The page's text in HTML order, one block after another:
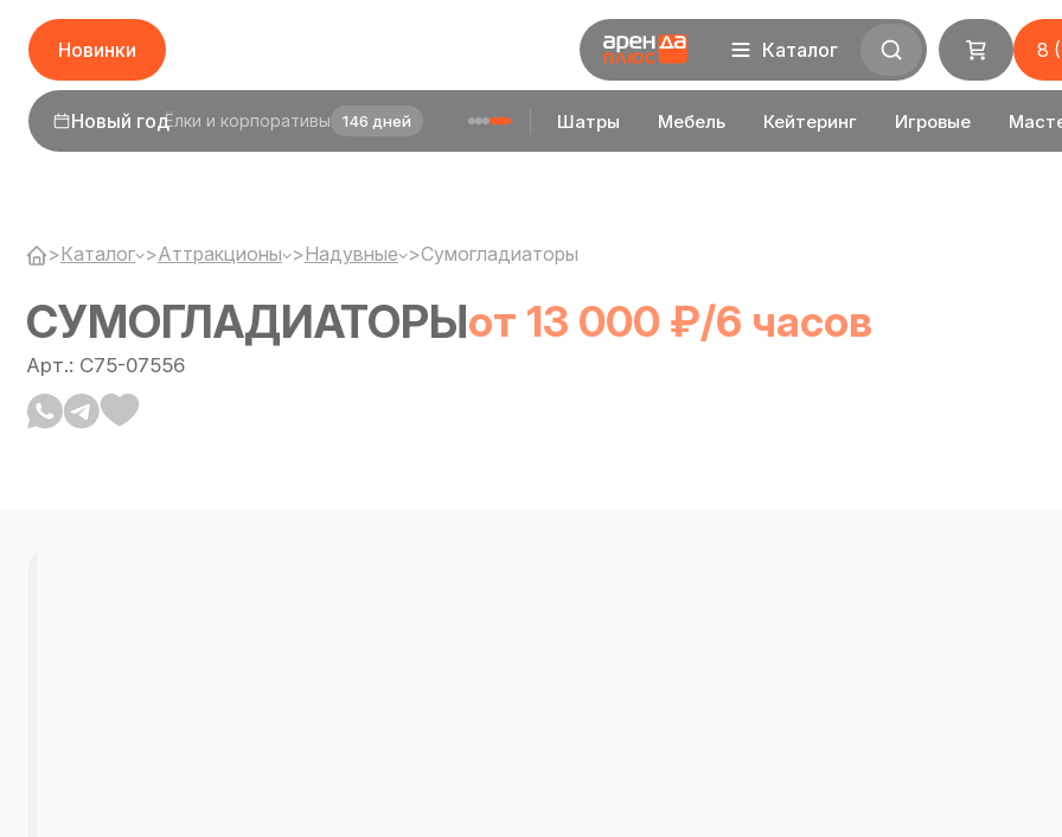
Новинки
1 сентябряДень знаний 24 дня Шатры Мебель Кейтеринг Игровые
Каталог 8
>Каталог >Аттракционы >Надувные >Сумогладиаторы
СУМОГЛАДИАТОРЫот 13 000 ₽/6 часов
Арт.: C75-07556